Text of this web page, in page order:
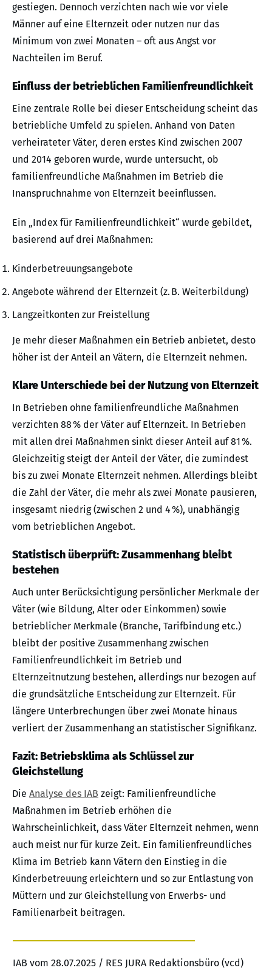
gestiegen. Dennoch verzichten nach wie vor viele
Männer auf eine Elternzeit oder nutzen nur das
Minimum von zwei Monaten – oft aus Angst vor
Nachteilen im Beruf.
Einfluss der betrieblichen Familienfreundlichkeit
Eine zentrale Rolle bei dieser Entscheidung scheint das
betriebliche Umfeld zu spielen. Anhand von Daten
verheirateter Väter, deren erstes Kind zwischen 2007
und 2014 geboren wurde, wurde untersucht, ob
familienfreundliche Maßnahmen im Betrieb die
Inanspruchnahme von Elternzeit beeinflussen.
Ein „Index für Familienfreundlichkeit“ wurde gebildet,
basierend auf drei Maßnahmen:
Kinderbetreuungsangebote
Angebote während der Elternzeit (z. B. Weiterbildung)
Langzeitkonten zur Freistellung
Je mehr dieser Maßnahmen ein Betrieb anbietet, desto
höher ist der Anteil an Vätern, die Elternzeit nehmen.
Klare Unterschiede bei der Nutzung von Elternzeit
In Betrieben ohne familienfreundliche Maßnahmen
verzichten 88 % der Väter auf Elternzeit. In Betrieben
mit allen drei Maßnahmen sinkt dieser Anteil auf 81 %.
Gleichzeitig steigt der Anteil der Väter, die zumindest
bis zu zwei Monate Elternzeit nehmen. Allerdings bleibt
die Zahl der Väter, die mehr als zwei Monate pausieren,
insgesamt niedrig (zwischen 2 und 4 %), unabhängig
vom betrieblichen Angebot.
Statistisch überprüft: Zusammenhang bleibt
bestehen
Auch unter Berücksichtigung persönlicher Merkmale der
Väter (wie Bildung, Alter oder Einkommen) sowie
betrieblicher Merkmale (Branche, Tarifbindung etc.)
bleibt der positive Zusammenhang zwischen
Familienfreundlichkeit im Betrieb und
Elternzeitnutzung bestehen, allerdings nur bezogen auf
die grundsätzliche Entscheidung zur Elternzeit. Für
längere Unterbrechungen über zwei Monate hinaus
verliert der Zusammenhang an statistischer Signifikanz.
Fazit: Betriebsklima als Schlüssel zur
Gleichstellung
Die Analyse des IAB zeigt: Familienfreundliche
Maßnahmen im Betrieb erhöhen die
Wahrscheinlichkeit, dass Väter Elternzeit nehmen, wenn
auch meist nur für kurze Zeit. Ein familienfreundliches
Klima im Betrieb kann Vätern den Einstieg in die
Kinderbetreuung erleichtern und so zur Entlastung von
Müttern und zur Gleichstellung von Erwerbs- und
Familienarbeit beitragen.
IAB vom 28.07.2025 / RES JURA Redaktionsbüro (vcd)